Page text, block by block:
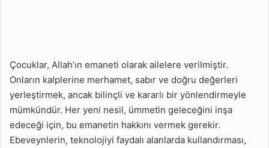
Çocuklar, Allah’ın emaneti olarak ailelere verilmiştir.
Onların kalplerine merhamet, sabır ve doğru değerleri
yerleştirmek, ancak bilinçli ve kararlı bir yönlendirmeyle
mümkündür. Her yeni nesil, ümmetin geleceğini inşa
edeceği için, bu emanetin hakkını vermek gerekir.
Ebeveynlerin, teknolojiyi faydalı alanlarda kullandırması,